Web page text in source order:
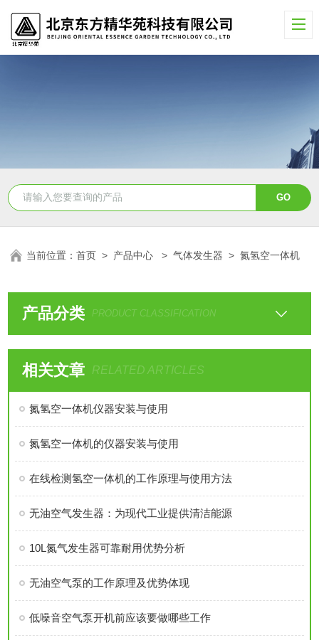
当前位置：首页 > 产品中心 >气体发生器 >氮氢空一体机
产品分类 PRODUCT CLASSIFICATION
相关文章 RELATED ARTICLES
氮氢空一体机仪器安装与使用
氮氢空一体机的仪器安装与使用
在线检测氢空一体机的工作原理与使用方法
无油空气发生器：为现代工业提供清洁能源
10L氮气发生器可靠耐用优势分析
无油空气泵的工作原理及优势体现
低噪音空气泵开机前应该要做哪些工作